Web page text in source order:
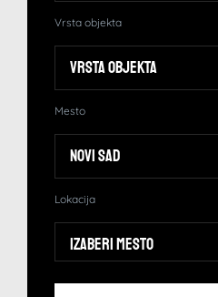
Vrsta objekta
Mesto
Lokacija
Izaberi mesto